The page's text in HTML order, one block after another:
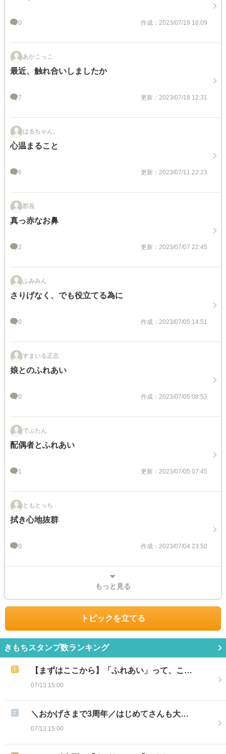
0 作成：2023/07/19 16:09
あかこっこ
最近、触れ合いしましたか
7 更新：2023/07/18 12:31
はるちゃん。
心温まること
6 更新：2023/07/11 22:23
郡長
真っ赤なお鼻
2 更新：2023/07/07 22:45
ふみみん
さりげなく、でも役立てる為に
0 作成：2023/07/05 14:51
すまいる正志
娘とのふれあい
0 作成：2023/07/05 08:53
でぶたん
配偶者とふれあい
1 更新：2023/07/05 07:45
ともとっち
拭き心地抜群
0 作成：2023/07/04 23:50
もっと見る
トピックを立てる
きもちスタンプ数ランキング
【まずはここから】「ふれあい」って、こ…
07/13 15:00
＼おかげさまで3周年／はじめてさんも大…
07/13 15:00